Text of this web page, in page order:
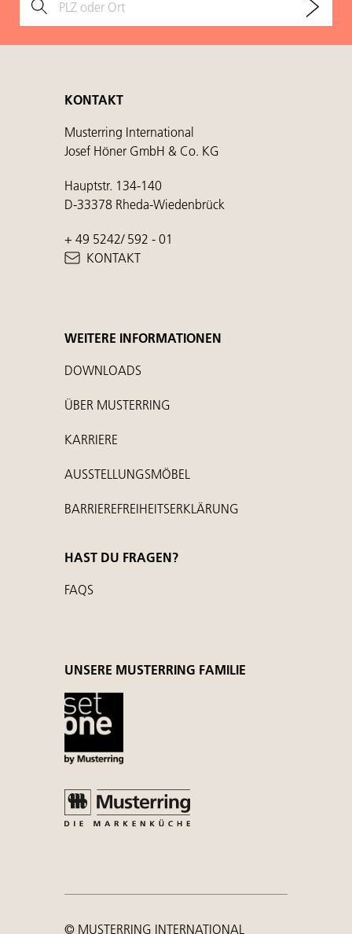
KONTAKT
Musterring International
Josef Höner GmbH & Co. KG
Hauptstr. 134-140
D-33378 Rheda-Wiedenbrück
+ 49 5242/ 592 - 01
KONTAKT
WEITERE INFORMATIONEN
DOWNLOADS
ÜBER MUSTERRING
KARRIERE
AUSSTELLUNGSMÖBEL
BARRIEREFREIHEITSERKLÄRUNG
HAST DU FRAGEN?
FAQS
UNSERE MUSTERRING FAMILIE
© MUSTERRING INTERNATIONAL